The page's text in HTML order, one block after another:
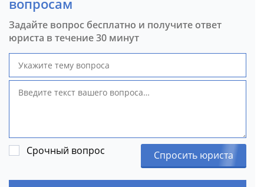
вопросам
Задайте вопрос бесплатно и получите ответ
юриста в течение 30 минут
Срочный вопрос Спросить юриста